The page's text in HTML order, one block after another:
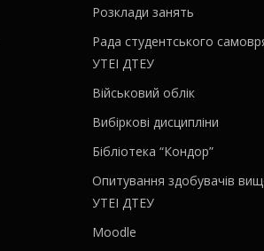
Розклади занять
Рада студентського
УТЕІ ДТЕУ
Військовий облік
Вибіркові дисципліни
Бібліотека “Кондор”
Опитування здобувачів
УТЕІ ДТЕУ
Moodle